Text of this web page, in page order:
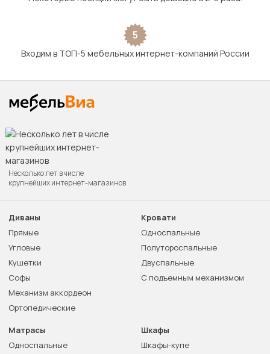
5
Входим в ТОП-5 мебельных интернет-компаний России
Несколько лет в числе
крупнейших интернет-магазинов
Диваны
Прямые
Угловые
Кушетки
Софы
Механизм аккордеон
Ортопедические
Кровати
Односпальные
Полутороспальные
Двуспальные
С подъемным механизмом
Матрасы
Односпальные
Шкафы
Шкафы-купе